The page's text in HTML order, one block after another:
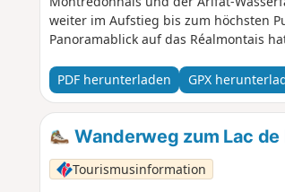
weiter im Aufstieg bis zum höchsten
Panoramablick auf das Réalmontais
Abschnitt „Praktische Informationen“.
PDF herunterladen GPX
Wanderweg zum Lac de
Tourismusinformation